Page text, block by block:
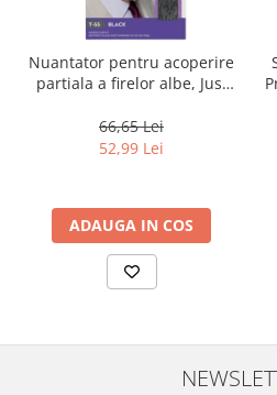
Nuantator pentru acoperire
partiala a firelor albe, Just
Touch of Grey, 40 g
66,65 Lei
52,99 Lei
ADAUGA IN COS